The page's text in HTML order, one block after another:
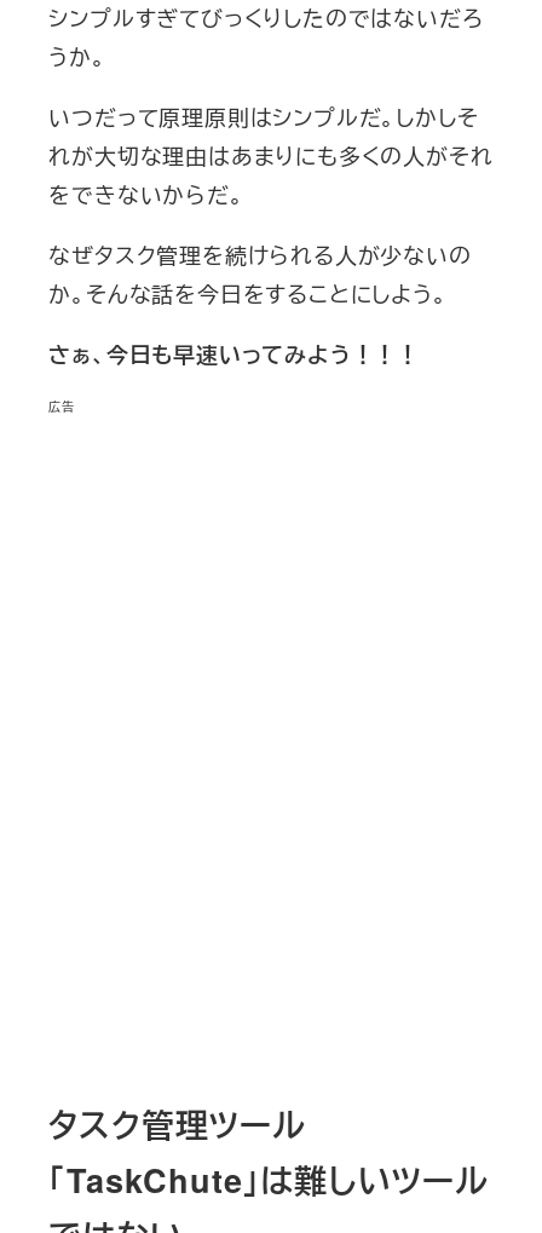
シンプルすぎてびっくりしたのではないだろ
うか。
いつだって原理原則はシンプルだ。しかしそ
れが大切な理由はあまりにも多くの人がそれ
をできないからだ。
なぜタスク管理を続けられる人が少ないの
か。そんな話を今日をすることにしよう。
さぁ、今日も早速いってみよう！！！
広告
タスク管理ツール
「TaskChute」は難しいツール